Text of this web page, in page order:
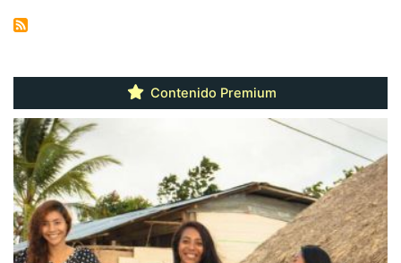
Contenido Premium